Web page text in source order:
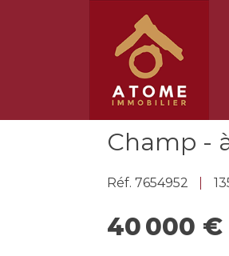
Champ -
Réf. 7654952
40 000 €